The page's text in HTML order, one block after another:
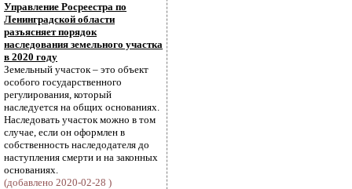
Управление Росреестра по
Ленинградской области
разъясняет порядок
наследования земельного участка
в 2020 году
Земельный участок – это объект
особого государственного
регулирования, который
наследуется на общих основаниях.
Наследовать участок можно в том
случае, если он оформлен в
собственность наследодателя до
наступления смерти и на законных
основаниях.
(добавлено 2020-02-28 )